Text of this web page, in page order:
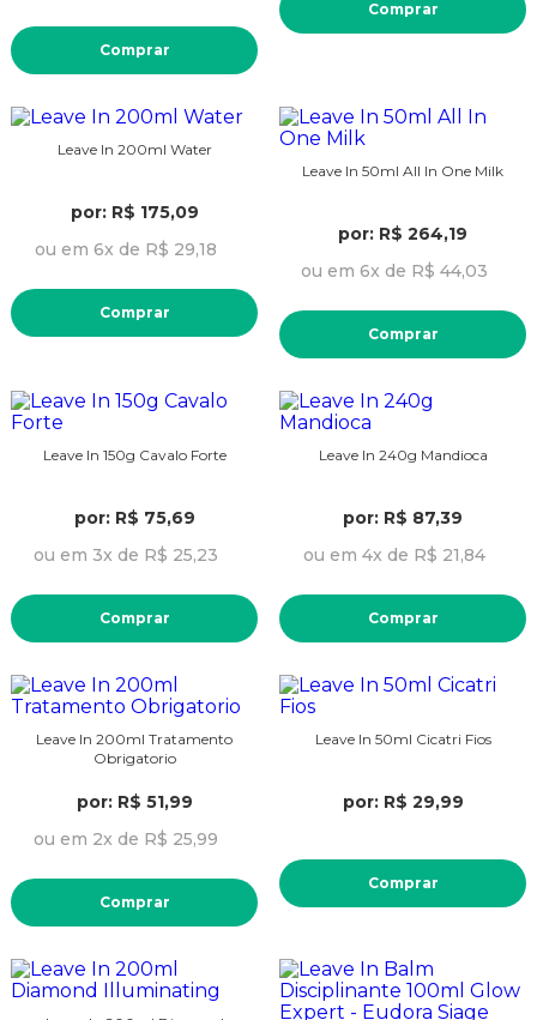
Comprar
Comprar
Leave In 200ml Water
por: R$ 175,09
ou em 6x de R$ 29,18
Comprar
Leave In 50ml All In One Milk
por: R$ 264,19
ou em 6x de R$ 44,03
Comprar
Leave In 150g Cavalo Forte
por: R$ 75,69
ou em 3x de R$ 25,23
Comprar
Leave In 240g Mandioca
por: R$ 87,39
ou em 4x de R$ 21,84
Comprar
Leave In 200ml Tratamento
Obrigatorio
por: R$ 51,99
ou em 2x de R$ 25,99
Comprar
Leave In 50ml Cicatri Fios
por: R$ 29,99
Comprar